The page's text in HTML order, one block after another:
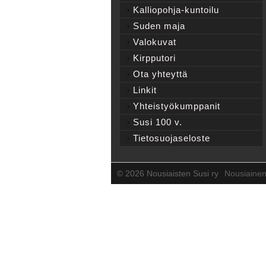
Kalliopohja-kuntoilu
Suden maja
Valokuvat
Kirpputori
Ota yhteyttä
Linkit
Yhteistyökumppanit
Susi 100 v.
Tietosuojaseloste
© 2026 Nousiaisten Susi ry Nousiainen